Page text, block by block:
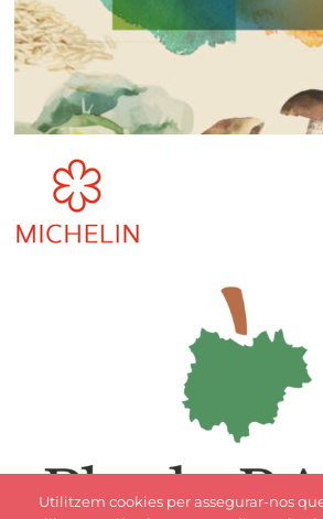
Utilitzem cookies per assegurar-nos